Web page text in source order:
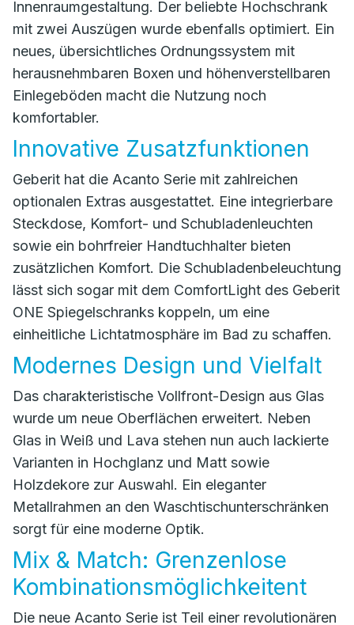
Innenraumgestaltung. Der beliebte Hochschrank
mit zwei Auszügen wurde ebenfalls optimiert. Ein
neues, übersichtliches Ordnungssystem mit
herausnehmbaren Boxen und höhenverstellbaren
Einlegeböden macht die Nutzung noch
komfortabler.
Innovative Zusatzfunktionen
Geberit hat die Acanto Serie mit zahlreichen
optionalen Extras ausgestattet. Eine integrierbare
Steckdose, Komfort- und Schubladenleuchten
sowie ein bohrfreier Handtuchhalter bieten
zusätzlichen Komfort. Die Schubladenbeleuchtung
lässt sich sogar mit dem ComfortLight des Geberit
ONE Spiegelschranks koppeln, um eine
einheitliche Lichtatmosphäre im Bad zu schaffen.
Modernes Design und Vielfalt
Das charakteristische Vollfront-Design aus Glas
wurde um neue Oberflächen erweitert. Neben
Glas in Weiß und Lava stehen nun auch lackierte
Varianten in Hochglanz und Matt sowie
Holzdekore zur Auswahl. Ein eleganter
Metallrahmen an den Waschtischunterschränken
sorgt für eine moderne Optik.
Mix & Match: Grenzenlose
Kombinationsmöglichkeitent
Die neue Acanto Serie ist Teil einer revolutionären